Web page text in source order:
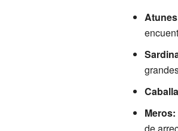
Meros: